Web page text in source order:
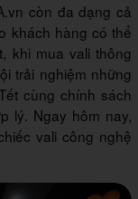
còn đa dạng cả
khách hàng có thể
khi mua vali thông
trải nghiệm những
cùng chính sách
lý. Ngay hôm nay,
vali công nghệ